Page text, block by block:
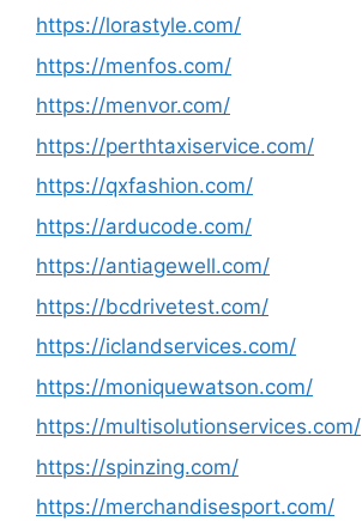
https://lorastyle.com/
https://menfos.com/
https://menvor.com/
https://perthtaxiservice.com/
https://qxfashion.com/
https://arducode.com/
https://antiagewell.com/
https://bcdrivetest.com/
https://iclandservices.com/
https://moniquewatson.com/
https://multisolutionservices.com/
https://spinzing.com/
https://merchandisesport.com/